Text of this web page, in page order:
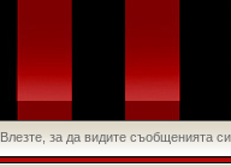
Влезте, за да видите съобщенията си